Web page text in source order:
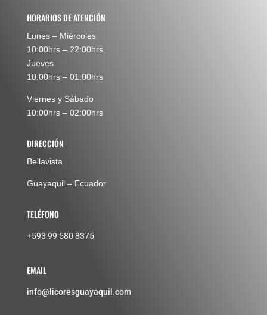
HORARIOS DE ATENCIÓN
Lunes – Miércoles
10:00hrs – 22:00hrs
Jueves
10:00hrs – 01:00hrs
Viernes y Sábado
10:00hrs – 02:00hrs
DIRECCIÓN
Bellavista
Guayaquil – Ecuador
TELÉFONO
+593 99 580 8375
EMAIL
info@licoresguayaquil.com